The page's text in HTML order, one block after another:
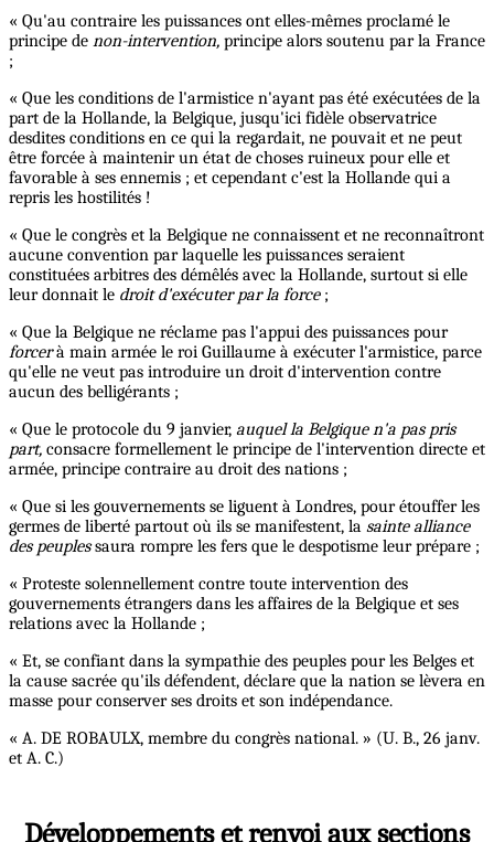
« Qu'au contraire les puissances ont elles-mêmes proclamé le
principe de non-intervention, principe alors soutenu par la France
;
« Que les conditions de l'armistice n'ayant pas été exécutées de la
part de la Hollande, la Belgique, jusqu'ici fidèle observatrice
desdites conditions en ce qui la regardait, ne pouvait et ne peut
être forcée à maintenir un état de choses ruineux pour elle et
favorable à ses ennemis ; et cependant c'est la Hollande qui a
repris les hostilités !
« Que le congrès et la Belgique ne connaissent et ne reconnaîtront
aucune convention par laquelle les puissances seraient
constituées arbitres des démêlés avec la Hollande, surtout si elle
leur donnait le droit d'exécuter par la force;
« Que la Belgique ne réclame pas l'appui des puissances pour
forcerà main armée le roi Guillaume à exécuter l'armistice, parce
qu'elle ne veut pas introduire un droit d'intervention contre
aucun des belligérants ;
« Que le protocole du 9 janvier, auquel la Belgique n'a pas pris
part, consacre formellement le principe de l'intervention directe et
armée, principe contraire au droit des nations ;
« Que si les gouvernements se liguent à Londres, pour étouffer les
germes de liberté partout où ils se manifestent, la sainte alliance
des peuplessaura rompre les fers que le despotisme leur prépare ;
« Proteste solennellement contre toute intervention des
gouvernements étrangers dans les affaires de la Belgique et ses
relations avec la Hollande ;
« Et, se confiant dans la sympathie des peuples pour les Belges et
la cause sacrée qu'ils défendent, déclare que la nation se lèvera en
masse pour conserver ses droits et son indépendance.
« A. DE ROBAULX, membre du congrès national. » (U. B., 26 janv.
et A. C.)
Développements et renvoi aux sections